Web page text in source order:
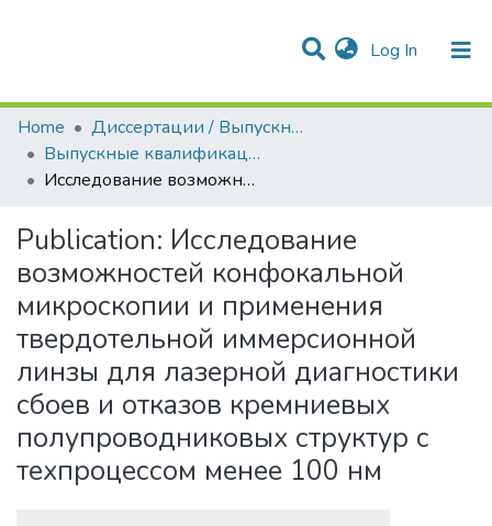
Log In (current)
Statistics
Communities & Collections
All of DSpace
Home
Диссертации / Выпускные квалификационные работы
Выпускные квалификационные работы
Исследование возможностей конфокальной микроскопии и применения твердотельной иммерсионной линзы для лазерной диагностики сбоев и отказов кремниевых полупроводниковых структур с техпроцессом менее 100 нм
Publication: Исследование
возможностей конфокальной
микроскопии и применения
твердотельной иммерсионной
линзы для лазерной диагностики
сбоев и отказов кремниевых
полупроводниковых структур с
техпроцессом менее 100 нм